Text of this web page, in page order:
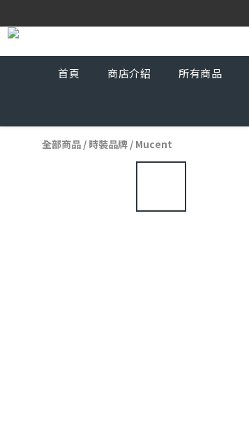
首頁 商店介紹 所有商品
全部商品 / 時裝品牌 / Mucent